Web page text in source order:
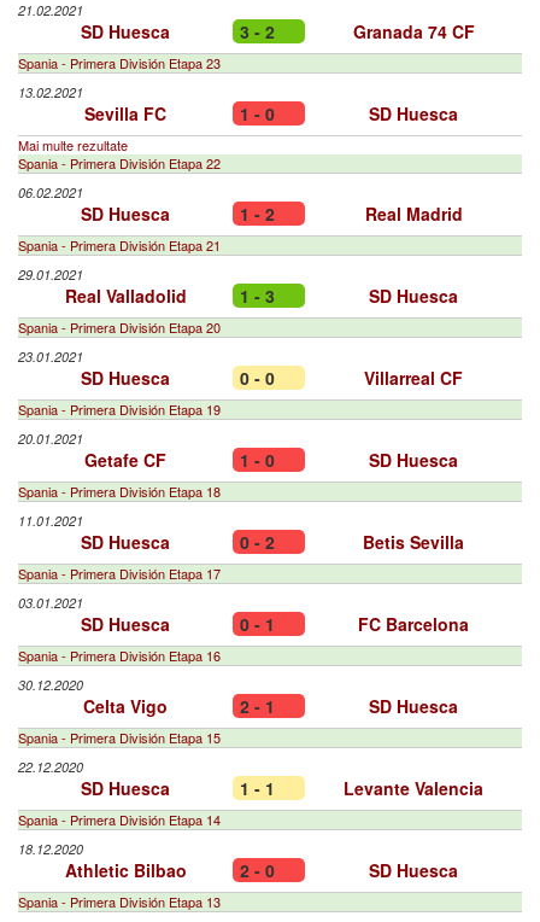
21.02.2021
SD Huesca 3 - 2 Granada 74 CF
Spania - Primera División Etapa 23
13.02.2021
Sevilla FC 1 - 0 SD Huesca
Mai multe rezultate
Spania - Primera División Etapa 22
06.02.2021
SD Huesca 1 - 2 Real Madrid
Spania - Primera División Etapa 21
29.01.2021
Real Valladolid 1 - 3 SD Huesca
Spania - Primera División Etapa 20
23.01.2021
SD Huesca 0 - 0 Villarreal CF
Spania - Primera División Etapa 19
20.01.2021
Getafe CF 1 - 0 SD Huesca
Spania - Primera División Etapa 18
11.01.2021
SD Huesca 0 - 2 Betis Sevilla
Spania - Primera División Etapa 17
03.01.2021
SD Huesca 0 - 1 FC Barcelona
Spania - Primera División Etapa 16
30.12.2020
Celta Vigo 2 - 1 SD Huesca
Spania - Primera División Etapa 15
22.12.2020
SD Huesca 1 - 1 Levante Valencia
Spania - Primera División Etapa 14
18.12.2020
Athletic Bilbao 2 - 0 SD Huesca
Spania - Primera División Etapa 13